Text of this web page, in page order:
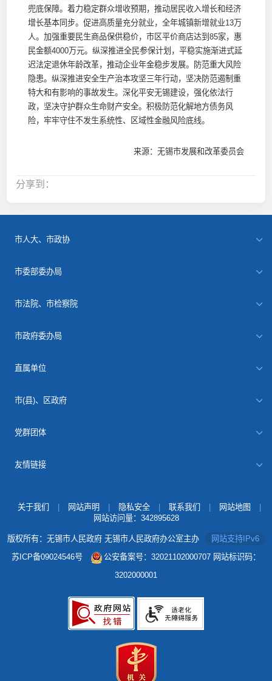
兜底保障。着力稳定群众增收预期，推动居民收入增长和经济
增长基本同步。促进高质量充分就业，全年城镇新增就业13万
人。加强重要民生商品保供稳价，市区平价商店达到85家，惠
民金额4000万元。纵深推进全民参保计划，平稳实施渐进式延
迟法定退休年龄改革，推动企业年金稳步发展。防范重大风险
隐患。纵深推进安全生产治本攻坚三年行动，坚决防范遏制重
特大和有影响的事故发生。深化平安无锡建设，强化依法行
政，坚决守护群众生命财产安全。积极防范化解地方债务风
险，牢牢守住不发生系统性、区域性金融风险底线。
来源：无锡市发展和改革委员会
分享到：
市人大、市政协
市委部委办局
市法院、市检察院
市政府委办局
直属单位
市(县)、区政府
党群团体
友情链接
关于我们 网站声明 隐私安全 联系我们 网站地图
网站访问量： 342895628
版权所有：无锡市人民政府 无锡市人民政府办公室主办
网站支持IPv6
苏ICP备09024546号
公安备案号：32021102000707 网站标识码：
3202000001